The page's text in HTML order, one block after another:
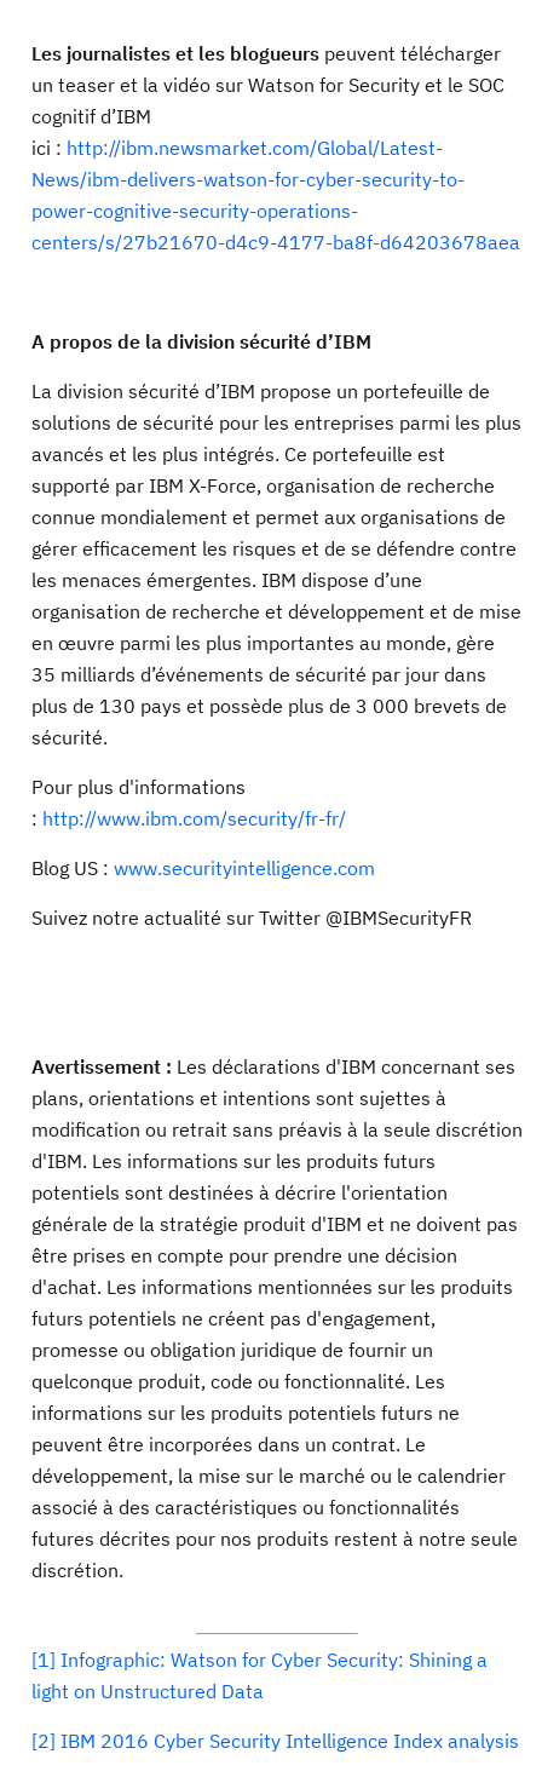
Les journalistes et les blogueurs peuvent télécharger
un teaser et la vidéo sur Watson for Security et le SOC
cognitif d’IBM
ici : http://ibm.newsmarket.com/Global/Latest-
News/ibm-delivers-watson-for-cyber-security-to-
power-cognitive-security-operations-
centers/s/27b21670-d4c9-4177-ba8f-d64203678aea
A propos de la division sécurité d’IBM
La division sécurité d’IBM propose un portefeuille de
solutions de sécurité pour les entreprises parmi les plus
avancés et les plus intégrés. Ce portefeuille est
supporté par IBM X-Force, organisation de recherche
connue mondialement et permet aux organisations de
gérer efficacement les risques et de se défendre contre
les menaces émergentes. IBM dispose d’une
organisation de recherche et développement et de mise
en œuvre parmi les plus importantes au monde, gère
35 milliards d’événements de sécurité par jour dans
plus de 130 pays et possède plus de 3 000 brevets de
sécurité.
Pour plus d'informations
: http://www.ibm.com/security/fr-fr/
Blog US : www.securityintelligence.com
Suivez notre actualité sur Twitter @IBMSecurityFR
Avertissement : Les déclarations d'IBM concernant ses
plans, orientations et intentions sont sujettes à
modification ou retrait sans préavis à la seule discrétion
d'IBM. Les informations sur les produits futurs
potentiels sont destinées à décrire l'orientation
générale de la stratégie produit d'IBM et ne doivent pas
être prises en compte pour prendre une décision
d'achat. Les informations mentionnées sur les produits
futurs potentiels ne créent pas d'engagement,
promesse ou obligation juridique de fournir un
quelconque produit, code ou fonctionnalité. Les
informations sur les produits potentiels futurs ne
peuvent être incorporées dans un contrat. Le
développement, la mise sur le marché ou le calendrier
associé à des caractéristiques ou fonctionnalités
futures décrites pour nos produits restent à notre seule
discrétion.
[1] Infographic: Watson for Cyber Security: Shining a
light on Unstructured Data
[2] IBM 2016 Cyber Security Intelligence Index analysis